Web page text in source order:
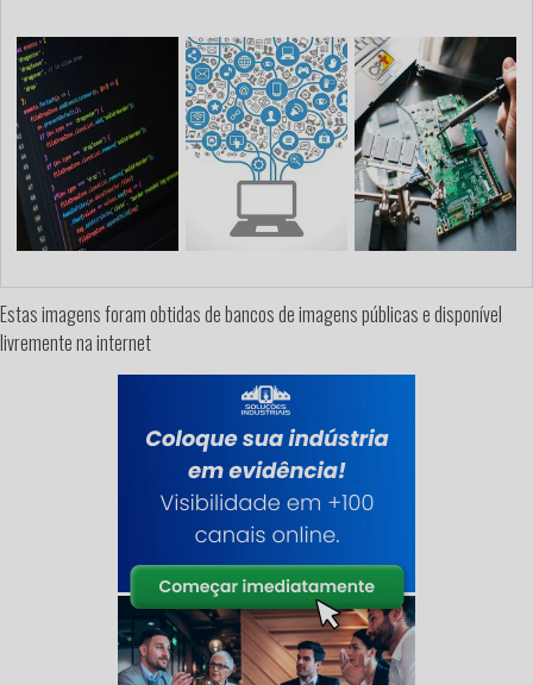
Estas imagens foram obtidas de bancos de imagens públicas e disponível
livremente na internet